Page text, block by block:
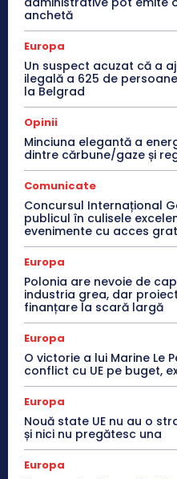
anchetă
Europa
Un suspect acuzat că a
ilegală a 625 de
la Belgrad
Opinii
Minciuna elegantă a
dintre cărbune/gaze și
Comunicate
Concursul Internațional
publicul în culisele
evenimente cu acces
Europa
Polonia are nevoie de
industria grea, dar
finanțare la scară largă
Europa
O victorie a lui Marine Le
conflict cu UE pe buget,
Europa
Nouă state UE nu au o
și nici nu pregătesc una
Europa